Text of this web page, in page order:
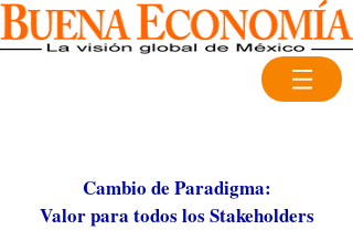
Cambio de Paradigma:
Valor para todos los Stakeholders